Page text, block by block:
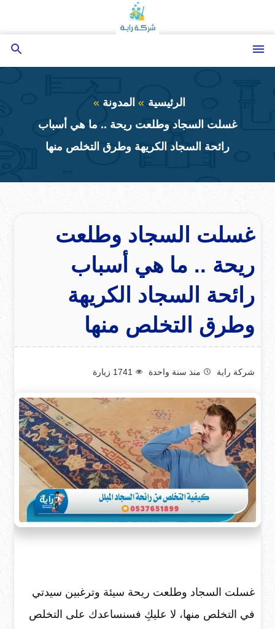
إلى
المحتوى
الرئيسية
المدونة
غسلت السجاد وطلعت ريحة .. ما هي أسباب
رائحة السجاد الكريهة وطرق التخلص منها
غسلت السجاد وطلعت
ريحة .. ما هي أسباب
رائحة السجاد الكريهة
وطرق التخلص منها
شركة راية منذ سنة واحدة 1741 زيارة
غسلت السجاد وطلعت ريحة سيئة وترغبين سيدتي
في التخلص منها، لا عليكِ فسنساعدك على التخلص